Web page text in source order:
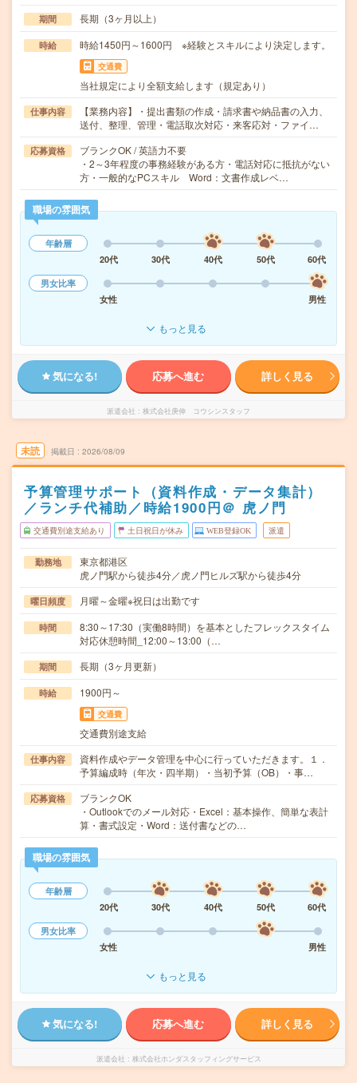
期間 長期（3ヶ月以上）
時給 時給1450円～1600円 ※経験とスキルにより決定します。
交通費
当社規定により全額支給します（規定あり）
仕事内容
【業務内容】・提出書類の作成・請求書や納品書の入力、
送付、整理、管理・電話取次対応・来客応対・ファイ…
応募資格
ブランクOK / 英語力不要
・2～3年程度の事務経験がある方・電話対応に抵抗がない
方・一般的なPCスキル Word：文書作成レベ…
職場の雰囲気
年齢層
20代
30代 40代 50代
60代
男女比率
女性
男性
もっと見る
気になる! 応募へ進む 詳しく見る
派遣会社 株式会社庚伸 コウシンスタッフ
未読 掲載日 2026/08/09
予算管理サポート（資料作成・データ集計）
／ランチ代補助／時給1900円＠ 虎ノ門
交通費別途支給あり 土日祝日が休み WEB登録OK 派遣
勤務地
東京都港区
虎ノ門駅から徒歩4分／虎ノ門ヒルズ駅から徒歩4分
曜日頻度 月曜～金曜※祝日は出勤です
時間
8:30～17:30（実働8時間）を基本としたフレックスタイム
対応休憩時間_12:00～13:00（…
期間 長期（3ヶ月更新）
時給 1900円～
交通費
交通費別途支給
仕事内容
資料作成やデータ管理を中心に行っていただきます。１．
予算編成時（年次・四半期）・当初予算（OB）・事…
応募資格
ブランクOK
・Outlookでのメール対応・Excel：基本操作、簡単な表計
算・書式設定・Word：送付書などの…
職場の雰囲気
年齢層
20代
30代 40代 50代
60代
男女比率
女性
男性
もっと見る
気になる! 応募へ進む 詳しく見る
派遣会社 株式会社ホンダスタッフィングサービス